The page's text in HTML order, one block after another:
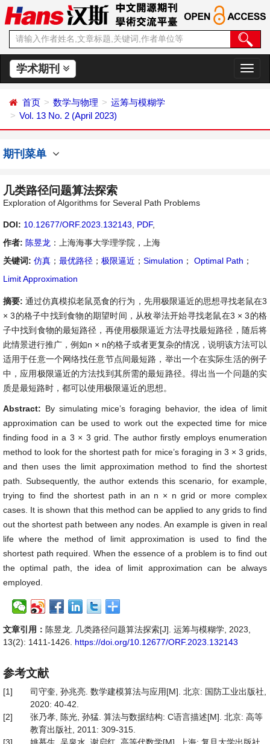
学术期刊
切
换
首页 数学与物理
运筹与模糊学
Vol. 13 No. 2 (April 2023)
期刊菜单
几类路径问题算法探索
Exploration of Algorithms for Several Path Problems
DOI: 10.12677/ORF.2023.132143 PDF,
作者: 陈昱龙 ：上海海事大学理学院，上海
关键词: 仿真 ； 最优路径 ； 极限逼近 ； Simulation ； Optimal Path ；
Limit Approximation
摘要:通过仿真模拟老鼠觅食的行为，先用极限逼近的思想寻找老鼠在3
× 3的格子中找到食物的期望时间，从枚举法开始寻找老鼠在3 × 3的格
子中找到食物的最短路径，再使用极限逼近方法寻找最短路径，随后将
此情景进行推广，例如n × n的格子或者更复杂的情况，说明该方法可以
适用于任意一个网络找任意节点间最短路，举出一个在实际生活的例子
中，应用极限逼近的方法找到其所需的最短路径。得出当一个问题的实
质是最短路时，都可以使用极限逼近的思想。
Abstract: By simulating mice’s foraging behavior, the idea of limit
approximation can be used to work out the expected time for mice
finding food in a 3 × 3 grid. The author firstly employs enumeration
method to look for the shortest path for mice’s foraging in 3 × 3 grids,
and then uses the limit approximation method to find the shortest
path. Subsequently, the author extends this scenario, for example,
trying to find the shortest path in an n × n grid or more complex
cases. It is shown that this method can be applied to any grids to find
out the shortest path between any nodes. An example is given in real
life where the method of limit approximation is used to find the
shortest path required. When the essence of a problem is to find out
the optimal path, the idea of limit approximation can be always
employed.
文章引用： 陈昱龙. 几类路径问题算法探索[J]. 运筹与模糊学, 2023,
13(2): 1411-1426. https://doi.org/10.12677/ORF.2023.132143
参考文献
[1]
司守奎, 孙兆亮. 数学建模算法与应用[M]. 北京: 国防工业出版社,
2020: 40-42.
[2]
张乃孝, 陈光, 孙猛. 算法与数据结构: C语言描述[M]. 北京: 高等
教育出版社, 2011: 309-315.